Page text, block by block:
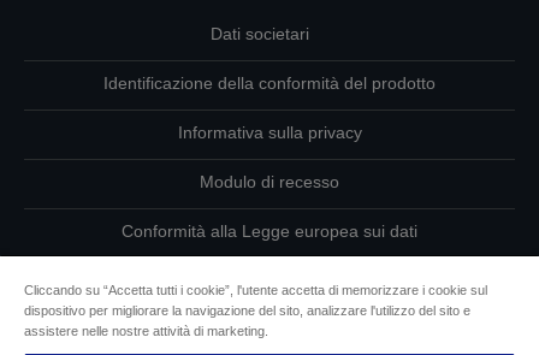
Dati societari
Identificazione della conformità del prodotto
Informativa sulla privacy
Modulo di recesso
Conformità alla Legge europea sui dati
Informazioni sui cookie
Cliccando su “Accetta tutti i cookie”, l'utente accetta di memorizzare i cookie sul
dispositivo per migliorare la navigazione del sito, analizzare l'utilizzo del sito e
assistere nelle nostre attività di marketing.